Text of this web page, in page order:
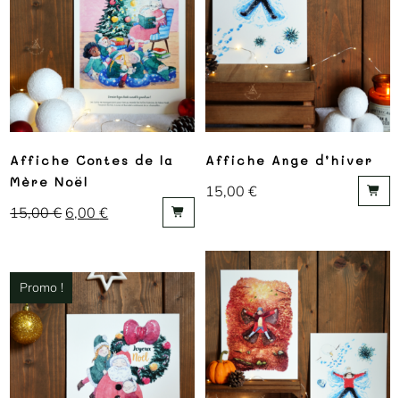
Affiche Contes de la
Mère Noël
15,00€ 6,00€
Affiche Ange d’hiver
15,00€
Promo !